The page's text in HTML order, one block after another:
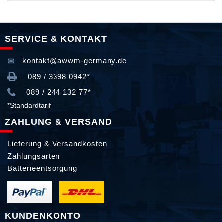
SERVICE & KONTAKT
kontakt@awwm-germany.de
089 / 3398 0942*
089 / 244 132 77*
*Standardtarif
ZAHLUNG & VERSAND
Lieferung & Versandkosten
Zahlungsarten
Batterieentsorgung
KUNDENKONTO